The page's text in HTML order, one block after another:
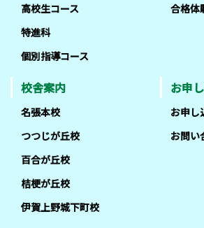
高校生コース
特進科
個別指導コース
合格体
校舎案内
名張本校
つつじが丘校
百合が丘校
桔梗が丘校
伊賀上野城下町校
お申
お申し
お問い